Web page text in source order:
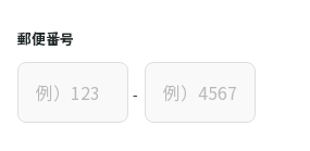
郵便番号
-